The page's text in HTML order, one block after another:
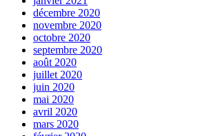
décembre 2020
novembre 2020
octobre 2020
septembre 2020
août 2020
juillet 2020
juin 2020
mai 2020
avril 2020
mars 2020